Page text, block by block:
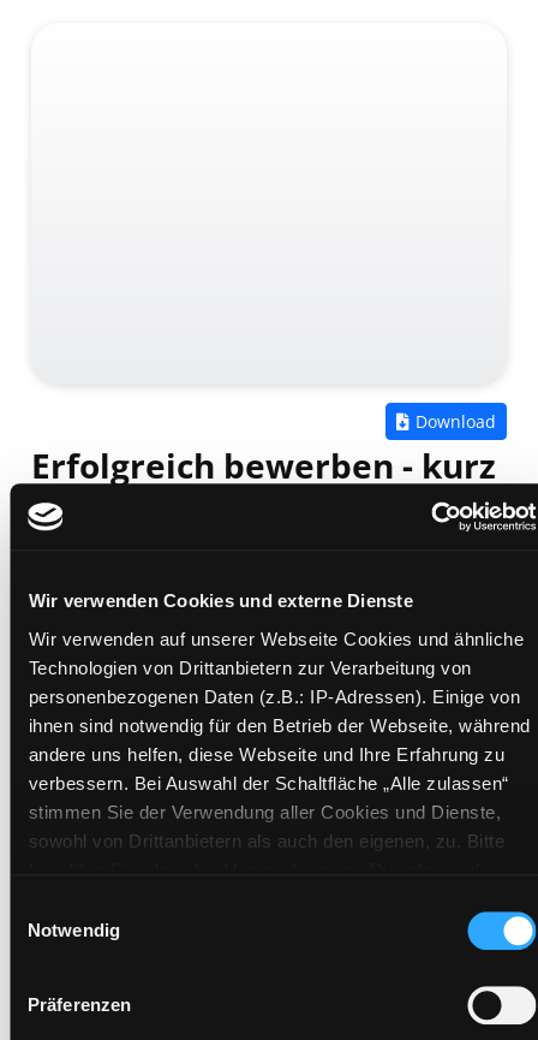
Wir verwenden Cookies und externe Dienste
Wir verwenden auf unserer Webseite Cookies und ähnliche
Technologien von Drittanbietern zur Verarbeitung von
personenbezogenen Daten (z.B.: IP-Adressen). Einige von
ihnen sind notwendig für den Betrieb der Webseite, während
andere uns helfen, diese Webseite und Ihre Erfahrung zu
verbessern. Bei Auswahl der Schaltfläche „Alle zulassen“
stimmen Sie der Verwendung aller Cookies und Dienste,
sowohl von Drittanbietern als auch den eigenen, zu. Bitte
unsicheren Drittländern (Länder außerhalb des EWR ohne
adäquates Datenschutzniveau) stattfinden kann. In diesem
Zusammenhang können aktuell Risiken für Betroffene nicht
vollständig ausgeschlossen werden. Eine Verarbeitung
Notwendig
Präferenzen
Erfolgreich bewerben - kurz
gefasst
Mediengruppe:eBook
Verfasser:Suche nach diesem Verfasser
Engst, Judith
Mehr Informationen ein-/ausblenden
Download
Exemplare
Standort 2:
Vorbestellungen: